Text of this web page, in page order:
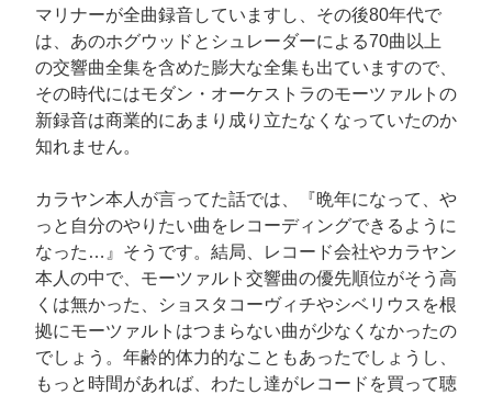
マリナーが全曲録音していますし、その後80年代で
は、あのホグウッドとシュレーダーによる70曲以上
の交響曲全集を含めた膨大な全集も出ていますので、
その時代にはモダン・オーケストラのモーツァルトの
新録音は商業的にあまり成り立たなくなっていたのか
知れません。
カラヤン本人が言ってた話では、『晩年になって、や
っと自分のやりたい曲をレコーディングできるように
なった…』そうです。結局、レコード会社やカラヤン
本人の中で、モーツァルト交響曲の優先順位がそう高
くは無かった、ショスタコーヴィチやシベリウスを根
拠にモーツァルトはつまらない曲が少なくなかったの
でしょう。年齢的体力的なこともあったでしょうし、
もっと時間があれば、わたし達がレコードを買って聴